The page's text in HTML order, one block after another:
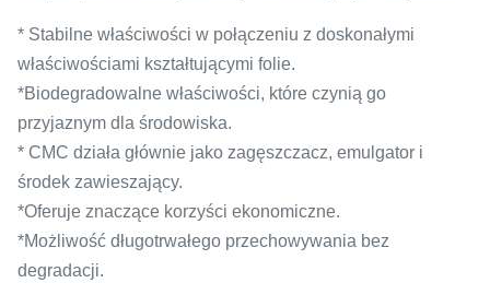
* Stabilne właściwości w połączeniu z doskonałymi
właściwościami kształtującymi folie.
*Biodegradowalne właściwości, które czynią go
przyjaznym dla środowiska.
* CMC działa głównie jako zagęszczacz, emulgator i
środek zawieszający.
*Oferuje znaczące korzyści ekonomiczne.
*Możliwość długotrwałego przechowywania bez
degradacji.